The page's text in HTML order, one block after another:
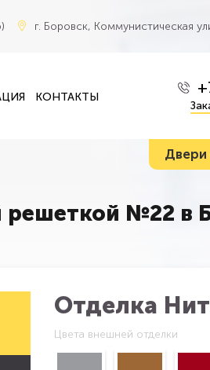
г. Боровск, Коммунистическая
КОНТАКТЫ
Двери
решеткой №22 в
Отделка
Цвета внешней отделки